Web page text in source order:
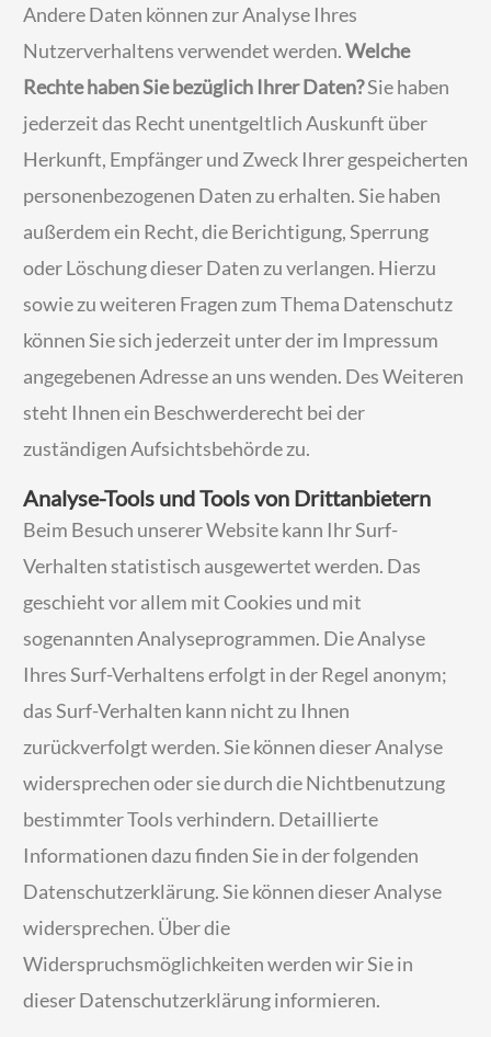
Andere Daten können zur Analyse Ihres
Nutzerverhaltens verwendet werden.Welche
Rechte haben Sie bezüglich Ihrer Daten?Sie haben
jederzeit das Recht unentgeltlich Auskunft über
Herkunft, Empfänger und Zweck Ihrer gespeicherten
personenbezogenen Daten zu erhalten. Sie haben
außerdem ein Recht, die Berichtigung, Sperrung
oder Löschung dieser Daten zu verlangen. Hierzu
sowie zu weiteren Fragen zum Thema Datenschutz
können Sie sich jederzeit unter der im Impressum
angegebenen Adresse an uns wenden. Des Weiteren
steht Ihnen ein Beschwerderecht bei der
zuständigen Aufsichtsbehörde zu.
Analyse-Tools und Tools von Drittanbietern
Beim Besuch unserer Website kann Ihr Surf-
Verhalten statistisch ausgewertet werden. Das
geschieht vor allem mit Cookies und mit
sogenannten Analyseprogrammen. Die Analyse
Ihres Surf-Verhaltens erfolgt in der Regel anonym;
das Surf-Verhalten kann nicht zu Ihnen
zurückverfolgt werden. Sie können dieser Analyse
widersprechen oder sie durch die Nichtbenutzung
bestimmter Tools verhindern. Detaillierte
Informationen dazu finden Sie in der folgenden
Datenschutzerklärung. Sie können dieser Analyse
widersprechen. Über die
Widerspruchsmöglichkeiten werden wir Sie in
dieser Datenschutzerklärung informieren.